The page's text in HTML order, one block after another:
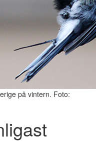
på vintern. Foto: